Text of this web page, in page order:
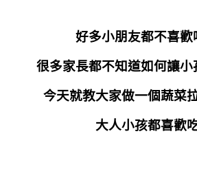
好多小朋友都不喜歡
很多家長都不知道如何讓
今天就教大家做一個蔬菜
大人小孩都喜歡